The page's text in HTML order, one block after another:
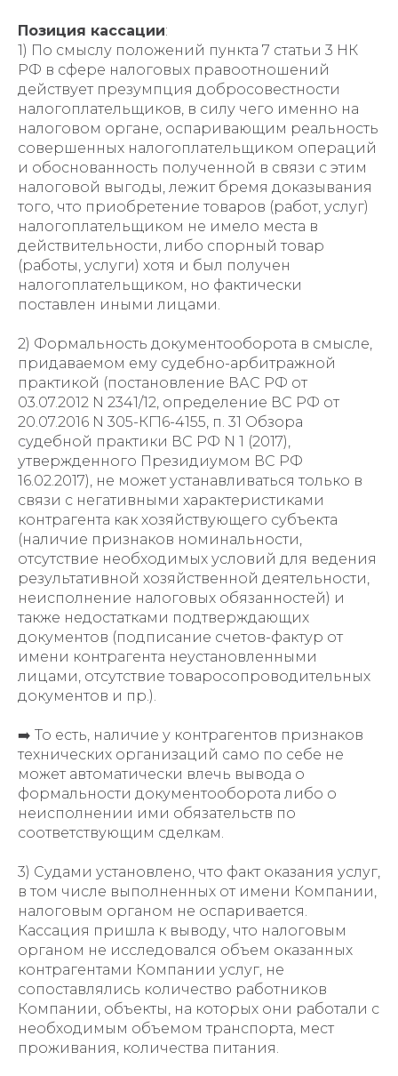
Позиция кассации:
1) По смыслу положений пункта 7 статьи 3 НК
РФ в сфере налоговых правоотношений
действует презумпция добросовестности
налогоплательщиков, в силу чего именно на
налоговом органе, оспаривающим реальность
совершенных налогоплательщиком операций
и обоснованность полученной в связи с этим
налоговой выгоды, лежит бремя доказывания
того, что приобретение товаров (работ, услуг)
налогоплательщиком не имело места в
действительности, либо спорный товар
(работы, услуги) хотя и был получен
налогоплательщиком, но фактически
поставлен иными лицами.
2) Формальность документооборота в смысле,
придаваемом ему судебно-арбитражной
практикой (постановление ВАС РФ от
03.07.2012 N 2341/12, определение ВС РФ от
20.07.2016 N 305-КГ16-4155, п. 31 Обзора
судебной практики ВС РФ N 1 (2017),
утвержденного Президиумом ВС РФ
16.02.2017), не может устанавливаться только в
связи с негативными характеристиками
контрагента как хозяйствующего субъекта
(наличие признаков номинальности,
отсутствие необходимых условий для ведения
результативной хозяйственной деятельности,
неисполнение налоговых обязанностей) и
также недостатками подтверждающих
документов (подписание счетов-фактур от
имени контрагента неустановленными
лицами, отсутствие товаросопроводительных
документов и пр.).
➡️ То есть, наличие у контрагентов признаков
технических организаций само по себе не
может автоматически влечь вывода о
формальности документооборота либо о
неисполнении ими обязательств по
соответствующим сделкам.
3) Судами установлено, что факт оказания услуг,
в том числе выполненных от имени Компании,
налоговым органом не оспаривается.
Кассация пришла к выводу, что налоговым
органом не исследовался объем оказанных
контрагентами Компании услуг, не
сопоставлялись количество работников
Компании, объекты, на которых они работали с
необходимым объемом транспорта, мест
проживания, количества питания.